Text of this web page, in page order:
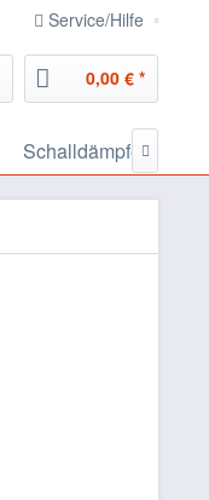
Service/Hilfe
0,00 € *
Schalldämpfer,
